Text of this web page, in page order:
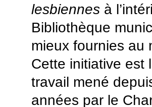
lesbiennesà
Bibliothèque
mieux fournies au
Cette initiative est
travail mené
années par le